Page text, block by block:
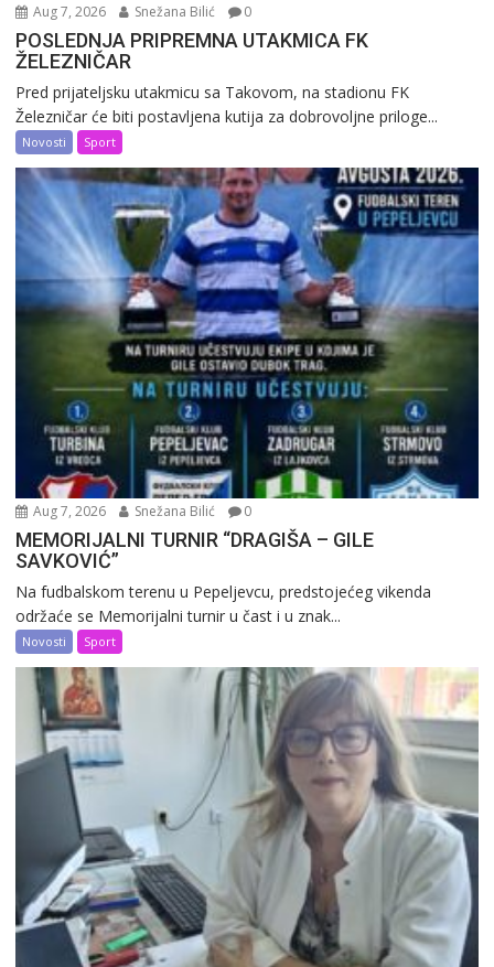
Aug 7, 2026 Snežana Bilić 0
POSLEDNJA PRIPREMNA UTAKMICA FK
ŽELEZNIČAR
Pred prijateljsku utakmicu sa Takovom, na stadionu FK
Železničar će biti postavljena kutija za dobrovoljne priloge...
Novosti Sport
Aug 7, 2026 Snežana Bilić 0
MEMORIJALNI TURNIR “DRAGIŠA – GILE
SAVKOVIĆ”
Na fudbalskom terenu u Pepeljevcu, predstojećeg vikenda
održaće se Memorijalni turnir u čast i u znak...
Novosti Sport